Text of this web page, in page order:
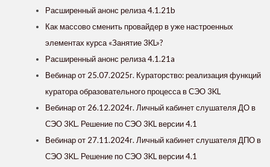
Расширенный анонс релиза 4.1.21b
Как массово сменить провайдер в уже настроенных
элементах курса «‎Занятие 3KL»?
Расширенный анонс релиза 4.1.21a
Вебинар от 25.07.2025г. Кураторство: реализация функций
куратора образовательного процесса в СЭО 3KL
Вебинар от 26.12.2024г. Личный кабинет слушателя ДО в
СЭО 3KL. Решение по СЭО 3KL версии 4.1
Вебинар от 27.11.2024г. Личный кабинет слушателя ДПО в
СЭО 3KL. Решение по СЭО 3KL версии 4.1